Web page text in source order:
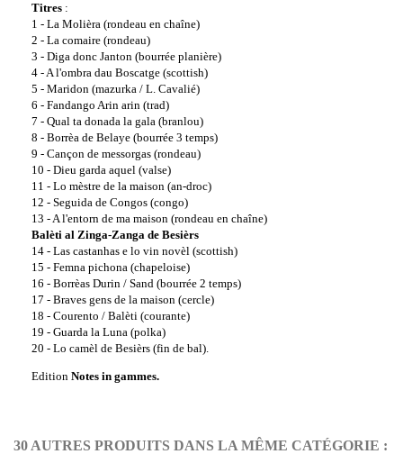
Titres :
1 - La Molièra (rondeau en chaîne)
2 - La comaire (rondeau)
3 - Diga donc Janton (bourrée planière)
4 - A l'ombra dau Boscatge (scottish)
5 - Maridon (mazurka / L. Cavalié)
6 - Fandango Arin arin (trad)
7 - Qual ta donada la gala (branlou)
8 - Borrèa de Belaye (bourrée 3 temps)
9 - Cançon de messorgas (rondeau)
10 - Dieu garda aquel (valse)
11 - Lo mèstre de la maison (an-droc)
12 - Seguida de Congos (congo)
13 - A l'entorn de ma maison (rondeau en chaîne)
Balèti al Zinga-Zanga de Besièrs
14 - Las castanhas e lo vin novèl (scottish)
15 - Femna pichona (chapeloise)
16 - Borrèas Durin / Sand (bourrée 2 temps)
17 - Braves gens de la maison (cercle)
18 - Courento / Balèti (courante)
19 - Guarda la Luna (polka)
20 - Lo camèl de Besièrs (fin de bal).
Edition Notes in gammes.
30 AUTRES PRODUITS DANS LA MÊME CATÉGORIE :